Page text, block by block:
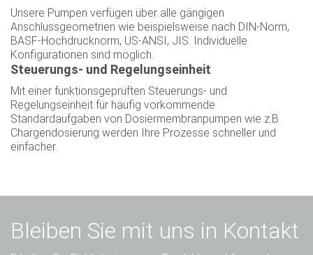
Unsere Pumpen verfügen über alle gängigen
Anschlussgeometrien wie beispielsweise nach DIN-Norm,
BASF-Hochdrucknorm, US-ANSI, JIS. Individuelle
Konfigurationen sind möglich.
Steuerungs- und Regelungseinheit
Mit einer funktionsgeprüften Steuerungs- und
Regelungseinheit für häufig vorkommende
Standardaufgaben von Dosiermembranpumpen wie z.B.
Chargendosierung werden Ihre Prozesse schneller und
einfacher.
Bleiben Sie mit uns in Kontakt